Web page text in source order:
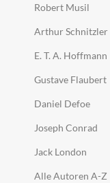
Robert Musil
Arthur Schnitzler
E. T. A. Hoffmann
Gustave Flaubert
Daniel Defoe
Joseph Conrad
Jack London
Alle Autoren A-Z